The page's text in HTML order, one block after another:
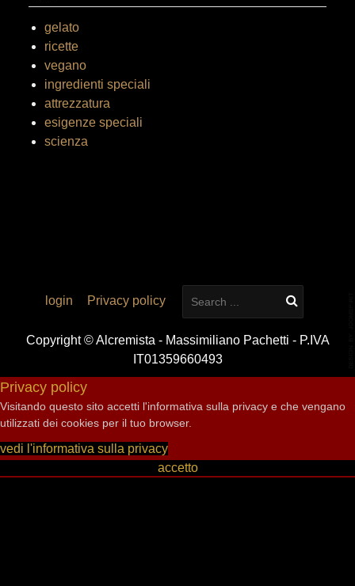
gelato
ricette
vegano
ingredienti speciali
attrezzatura
esigenze speciali
scienza
login Privacy policy
Copyright © Alcremista - Massimiliano Pachetti - P.IVA
IT01359660493
Privacy policy
Visitando questo sito accetti l'informativa sulla privacy e che vengano
utilizzati dei cookies per il tuo browser.
vedi l'informativa sulla privacy
accetto